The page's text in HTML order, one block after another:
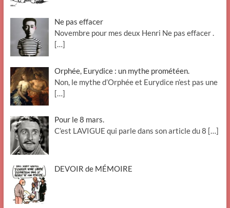
Ne pas effacer
Novembre pour mes deux Henri Ne pas effacer .
[…]
Orphée, Eurydice : un mythe prométéen.
Non, le mythe d’Orphée et Eurydice n’est pas une
[…]
Pour le 8 mars.
C’est LAVIGUE qui parle dans son article du 8 […]
DEVOIR de MÉMOIRE